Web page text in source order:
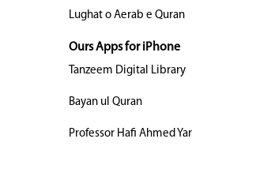
Lughat o Aerab e Quran
Ours Apps for iPhone
Tanzeem Digital Library
Bayan ul Quran
Professor Hafi Ahmed Yar